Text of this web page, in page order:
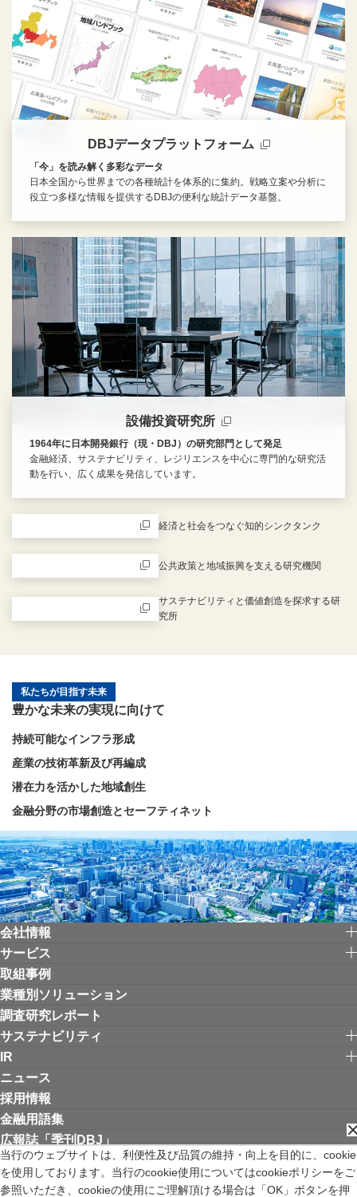
当行のウェブサイトは、利便性及び品質の維持・向上を目的に、cookie
を使用しております。当行のcookie使用についてはcookieポリシーをご
参照いただき、cookieの使用にご理解頂ける場合は「OK」ボタンを押
DBJデータプラットフォーム
「今」を読み解く多彩なデータ
日本全国から世界までの各種統計を体系的に集約。戦略立案や分析に
役立つ多様な情報を提供するDBJの便利な統計データ基盤。
設備投資研究所
1964年に日本開発銀行（現・DBJ）の研究部門として発足
金融経済、サステナビリティ、レジリエンスを中心に専門的な研究活
動を行い、広く成果を発信しています。
経済と社会をつなぐ知的シンクタンク
公共政策と地域振興を支える研究機関
サステナビリティと価値創造を探求する研
究所
私たちが目指す未来
豊かな未来の実現に向けて
持続可能なインフラ形成
産業の技術革新及び再編成
潜在力を活かした地域創生
金融分野の市場創造とセーフティネット
会社情報
サービス
取組事例
業種別ソリューション
調査研究レポート
サステナビリティ
IR
ニュース
採用情報
金融用語集
広報誌「季刊DBJ」
リンク集 お問い合わせ サイトご利用にあたって 個人情報保護方針